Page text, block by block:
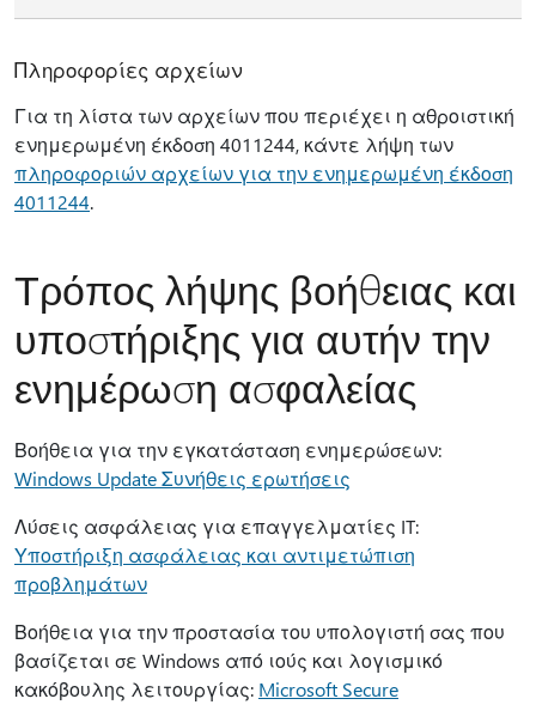
Πληροφορίες αρχείων
Για τη λίστα των αρχείων που περιέχει η αθροιστική
ενημερωμένη έκδοση 4011244, κάντε λήψη των
πληροφοριών αρχείων για την ενημερωμένη έκδοση
4011244.
Τρόπος λήψης βοήθειας και
υποστήριξης για αυτήν την
ενημέρωση ασφαλείας
Βοήθεια για την εγκατάσταση ενημερώσεων:
Windows Update Συνήθεις ερωτήσεις
Λύσεις ασφάλειας για επαγγελματίες IT:
Υποστήριξη ασφάλειας και αντιμετώπιση
προβλημάτων
Βοήθεια για την προστασία του υπολογιστή σας που
βασίζεται σε Windows από ιούς και λογισμικό
κακόβουλης λειτουργίας: Microsoft Secure